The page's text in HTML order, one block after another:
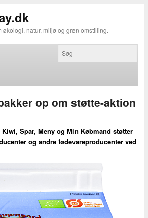
natur, miljø og grøn omstilling.
op om støtte-aktion
Spar, Meny og Min Købmand støtter
og andre fødevareproducenter ved